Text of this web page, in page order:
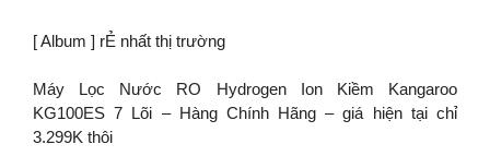
[ Album ] rẺ nhất thị trường
Máy Lọc Nước RO Hydrogen Ion Kiềm Kangaroo
KG100ES 7 Lõi – Hàng Chính Hãng – giá hiện tại chỉ
3.299K thôi